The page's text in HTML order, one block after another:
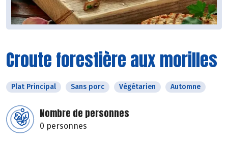
Croute forestière aux morilles
Plat Principal Sans porc Végétarien Automne
Nombre de personnes
0 personnes